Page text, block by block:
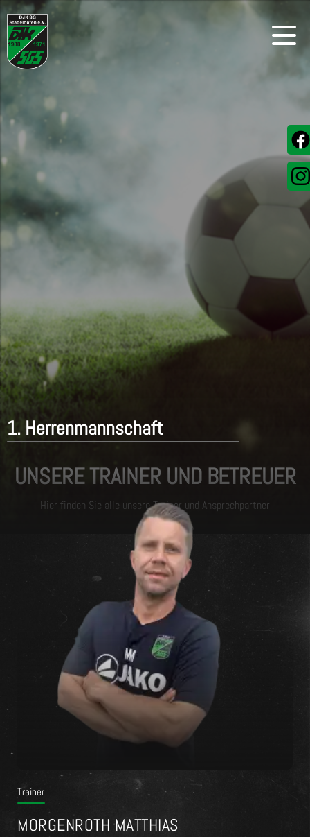
UNSERE TRAINER UND BETREUER
Hier finden Sie alle unsere Trainer und Ansprechpartner
1. Herrenmannschaft
Trainer
MORGENROTH MATTHIAS